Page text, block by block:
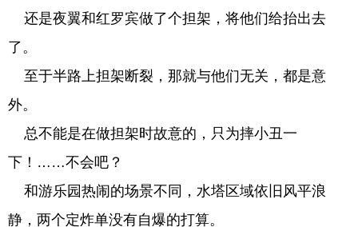
还是夜翼和红罗宾做了个担架，将他们给抬出去
了。
至于半路上担架断裂，那就与他们无关，都是意
外。
总不能是在做担架时故意的，只为摔小丑一
下！……不会吧？
和游乐园热闹的场景不同，水塔区域依旧风平浪
静，两个定炸单没有自爆的打算。